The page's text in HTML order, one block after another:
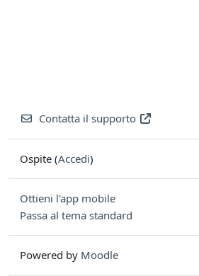
Contatta il supporto
Ospite (Accedi)
Ottieni l'app mobile
Passa al tema standard
Powered by Moodle